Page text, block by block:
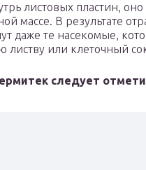
листовых пластин,
массе. В результате
даже те насекомые,
листву или клеточный
следует